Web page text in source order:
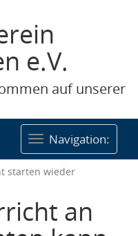
e.V.
auf unserer
Navigation:
starten wieder
an